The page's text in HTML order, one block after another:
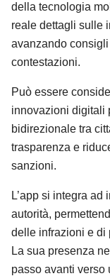
della tecnologia
reale dettagli sulle
avanzando
contestazioni.
Può essere
innovazioni digitali
bidirezionale tra
trasparenza e
sanzioni.
L’app si integra
autorità,
delle infrazioni e di
La sua presenza
passo avanti verso